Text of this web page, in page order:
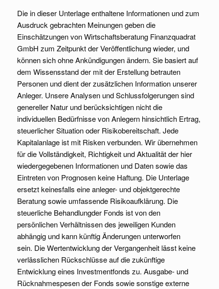
Die in dieser Unterlage enthaltene Informationen und zum
Ausdruck gebrachten Meinungen geben die
Einschätzungen von Wirtschaftsberatung Finanzquadrat
GmbH zum Zeitpunkt der Veröffentlichung wieder, und
können sich ohne Ankündigungen ändern. Sie basiert auf
dem Wissensstand der mit der Erstellung betrauten
Personen und dient der zusätzlichen Information unserer
Anleger. Unsere Analysen und Schlussfolgerungen sind
genereller Natur und berücksichtigen nicht die
individuellen Bedürfnisse von Anlegern hinsichtlich Ertrag,
steuerlicher Situation oder Risikobereitschaft. Jede
Kapitalanlage ist mit Risken verbunden. Wir übernehmen
für die Vollständigkeit, Richtigkeit und Aktualität der hier
wiedergegebenen Informationen und Daten sowie das
Eintreten von Prognosen keine Haftung. Die Unterlage
ersetzt keinesfalls eine anleger- und objektgerechte
Beratung sowie umfassende Risikoaufklärung. Die
steuerliche Behandlungder Fonds ist von den
persönlichen Verhältnissen des jeweiligen Kunden
abhängig und kann künftig Änderungen unterworfen
sein. Die Wertentwicklung der Vergangenheit lässt keine
verlässlichen Rückschlüsse auf die zukünftige
Entwicklung eines Investmentfonds zu. Ausgabe- und
Rücknahmespesen der Fonds sowie sonstige externe